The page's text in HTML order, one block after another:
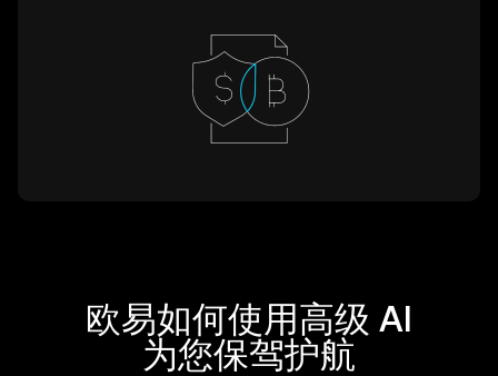
欧易如何使用高级 AI
为您保驾护航